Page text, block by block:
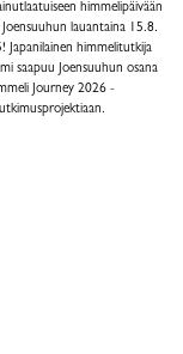
himmelipäivään
Joensuuhun lauantaina 15.8.
Japanilainen himmelitutkija
saapuu Joensuuhun osana
Journey 2026 -